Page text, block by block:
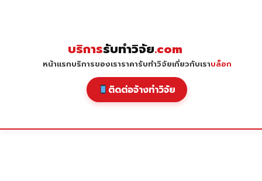
บริการรับทำวิจัย.com
หน้าแรกบริการของเราราคารับทำวิจัยเกี่ยวกับเราบล็อก
ติดต่อจ้างทำวิจัย